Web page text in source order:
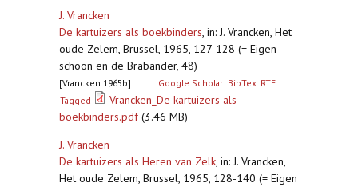
J. Vrancken
De kartuizers als boekbinders, in: J. Vrancken, Het
oude Zelem, Brussel, 1965, 127-128 (= Eigen
schoon en de Brabander, 48)
[Vrancken 1965b] Google Scholar BibTex RTF
Tagged
Vrancken_De kartuizers als
boekbinders.pdf(3.46 MB)
J. Vrancken
De kartuizers als Heren van Zelk, in: J. Vrancken,
Het oude Zelem, Brussel, 1965, 128-140 (= Eigen